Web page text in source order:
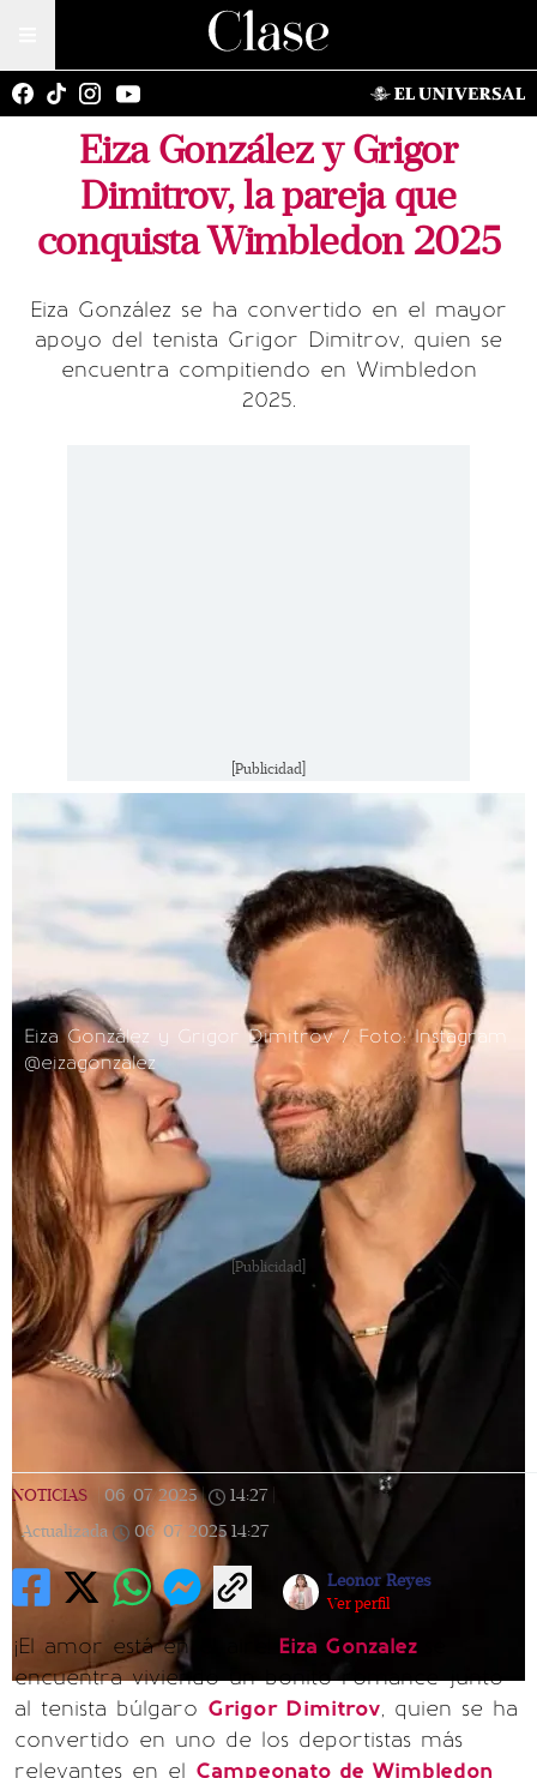
Eiza González y Grigor
Dimitrov, la pareja que
conquista Wimbledon 2025
Eiza González se ha convertido en el mayor
apoyo del tenista Grigor Dimitrov, quien se
encuentra compitiendo en Wimbledon
2025.
[Publicidad]
Eiza González y Grigor Dimitrov / Foto: Instagram
@eizagonzalez
[Publicidad]
NOTICIAS 06/07/2025 | 14:27
Actualizada
06/07/2025 14:27
Leonor Reyes
Ver perfil
¡El amor está en el aire! Eiza Gonzalez
encuentra viviendo un bonito romance junto
al tenista búlgaro Grigor Dimitrov, quien se ha
convertido en uno de los deportistas más
relevantes en el Campeonato de Wimbledon